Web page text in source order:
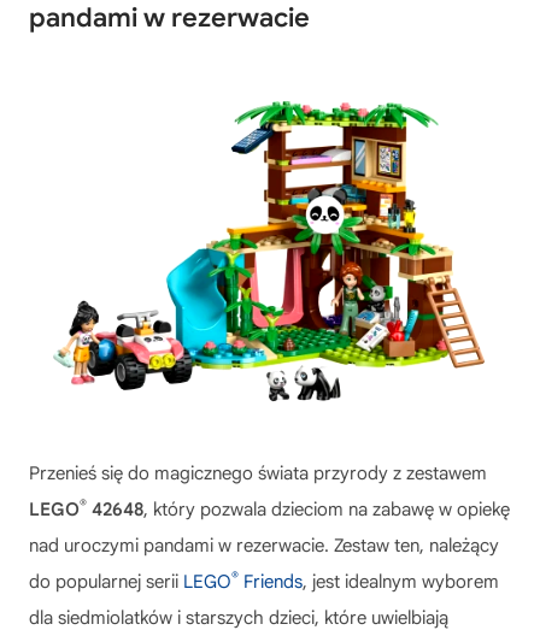
pandami w rezerwacie
Przenieś się do magicznego świata przyrody z zestawem
LEGO® 42648, który pozwala dzieciom na zabawę w opiekę
nad uroczymi pandami w rezerwacie. Zestaw ten, należący
do popularnej serii LEGO® Friends, jest idealnym wyborem
dla siedmiolatków i starszych dzieci, które uwielbiają